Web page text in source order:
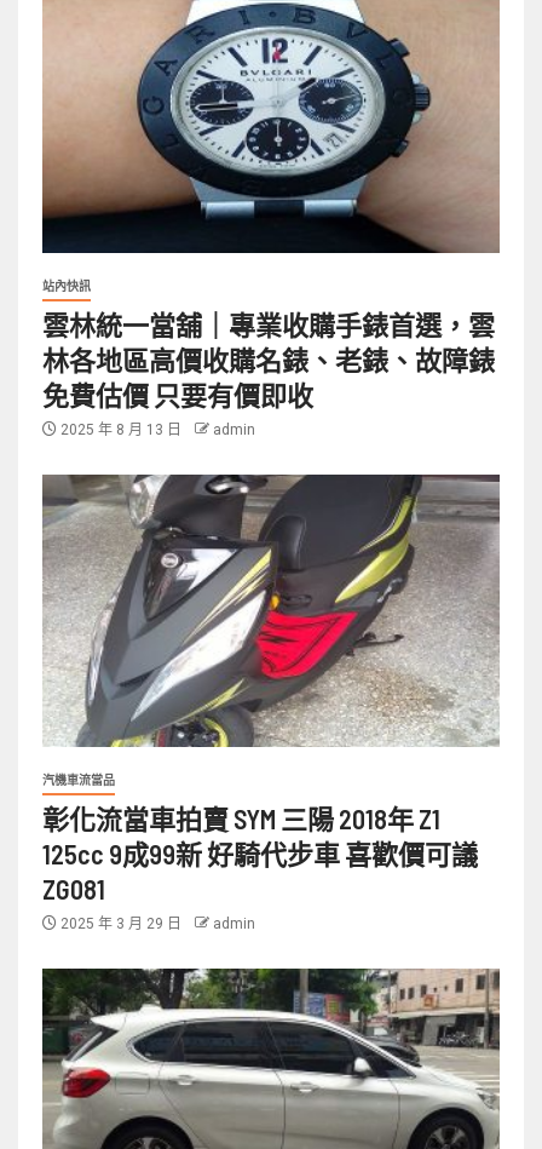
站內快訊
雲林統一當舖｜專業收購手錶首選，雲
林各地區高價收購名錶、老錶、故障錶
免費估價 只要有價即收
2025 年 8 月 13 日 admin
汽機車流當品
彰化流當車拍賣 SYM 三陽 2018年 Z1
125cc 9成99新 好騎代步車 喜歡價可議
ZG081
2025 年 3 月 29 日 admin